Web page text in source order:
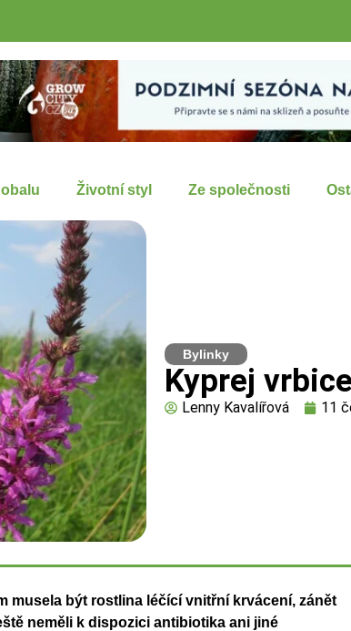
obalu Životní styl Ze společnosti
Bylinky
Kyprej
Lenny Kavalířová 11
musela být rostlina léčící vnitřní krvácení, zánět
neměli k dispozici antibiotika ani jiné